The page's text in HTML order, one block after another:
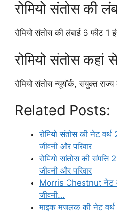
रोमियो संतोस की
रोमियो संतोस की लंबाई 6 फीट 1
रोमियो संतोस कहां
रोमियो संतोस न्यूयॉर्क, संयुक्त
Related Posts:
रोमियो संतोस की नेट
जीवनी और परिवार
रोमियो सांतोस की
जीवनी और परिवार
Morris Chestnut नेट
जीवनी…
माइक मजलक की नेट